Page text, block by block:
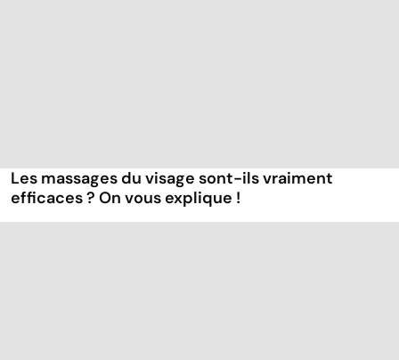
Les massages du visage sont-ils vraiment
efficaces ? On vous explique !